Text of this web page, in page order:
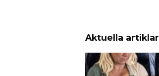
Aktuella artiklar